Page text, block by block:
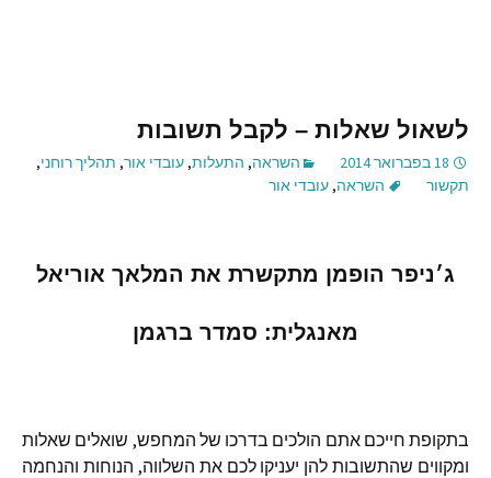
לשאול שאלות – לקבל תשובות
18 בפברואר 2014 השראה, התעלות, עובדי אור, תהליך רוחני,
תקשור
השראה, עובדי אור
ג׳ניפר הופמן מתקשרת את המלאך אוריאל
מאנגלית: סמדר ברגמן
בתקופת חייכם אתם הולכים בדרכו של המחפש, שואלים שאלות
ומקווים שהתשובות להן יעניקו לכם את השלווה, הנוחות והנחמה